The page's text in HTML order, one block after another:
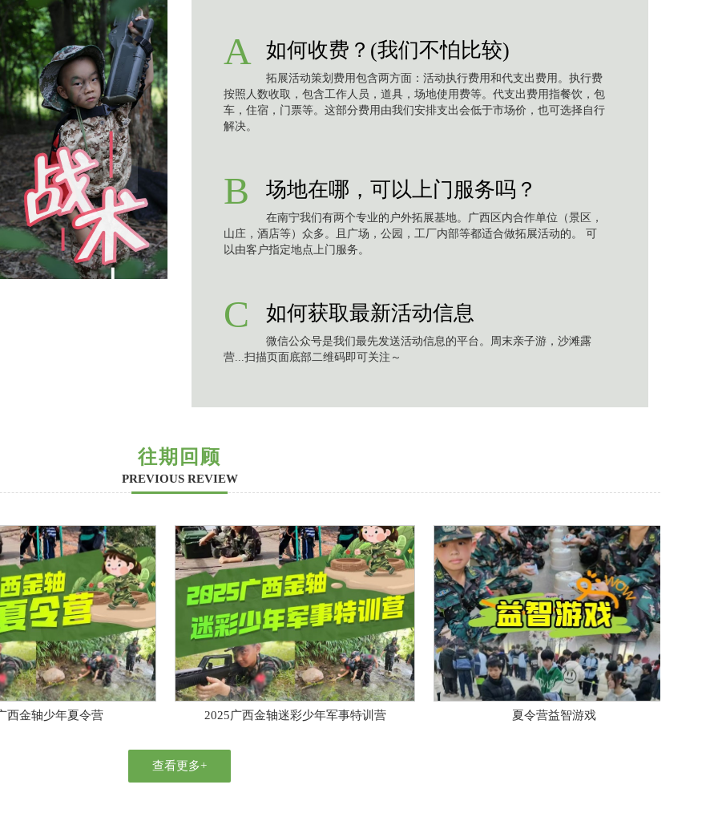
A 如何收费？(我们不怕比较)
拓展活动策划费用包含两方面：活动执行费用和代支出费用。执行费
按照人数收取，包含工作人员，道具，场地使用费等。代支出费用指餐饮，包
车，住宿，门票等。这部分费用由我们安排支出会低于市场价，也可选择自行
解决。
B 场地在哪，可以上门服务吗？
在南宁我们有两个专业的户外拓展基地。广西区内合作单位（景区，
山庄，酒店等）众多。且广场，公园，工厂内部等都适合做拓展活动的。 可
以由客户指定地点上门服务。
C 如何获取最新活动信息
微信公众号是我们最先发送活动信息的平台。周末亲子游，沙滩露
营...扫描页面底部二维码即可关注～
往期回顾
PREVIOUS REVIEW
2025广西金轴迷彩少年军事特训营
查看更多+